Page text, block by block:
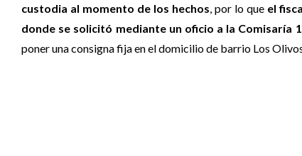
custodia al momento de los hechos , por lo que el
donde se solicitó mediante un oficio a la Comisaría
poner una consigna fija en el domicilio de barrio Los